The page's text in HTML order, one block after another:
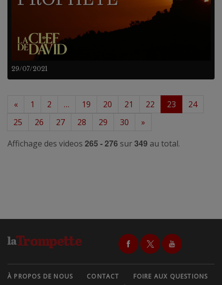
29/07/2021
« 1 2 … 19 20 21 22 23
24
25
26 27 28 29 30
»
Affichage des videos 265 - 276 sur349 au total.
À PROPOS DE NOUS CONTACT
FOIRE AUX QUESTIONS